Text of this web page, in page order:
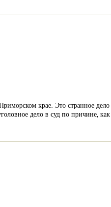
крае. Это странное дело
дело в суд по причине,